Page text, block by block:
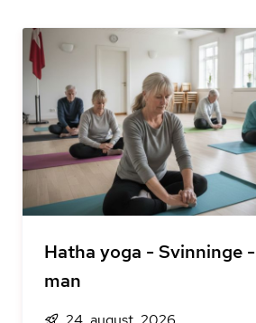
Hatha yoga - Svinninge -
man